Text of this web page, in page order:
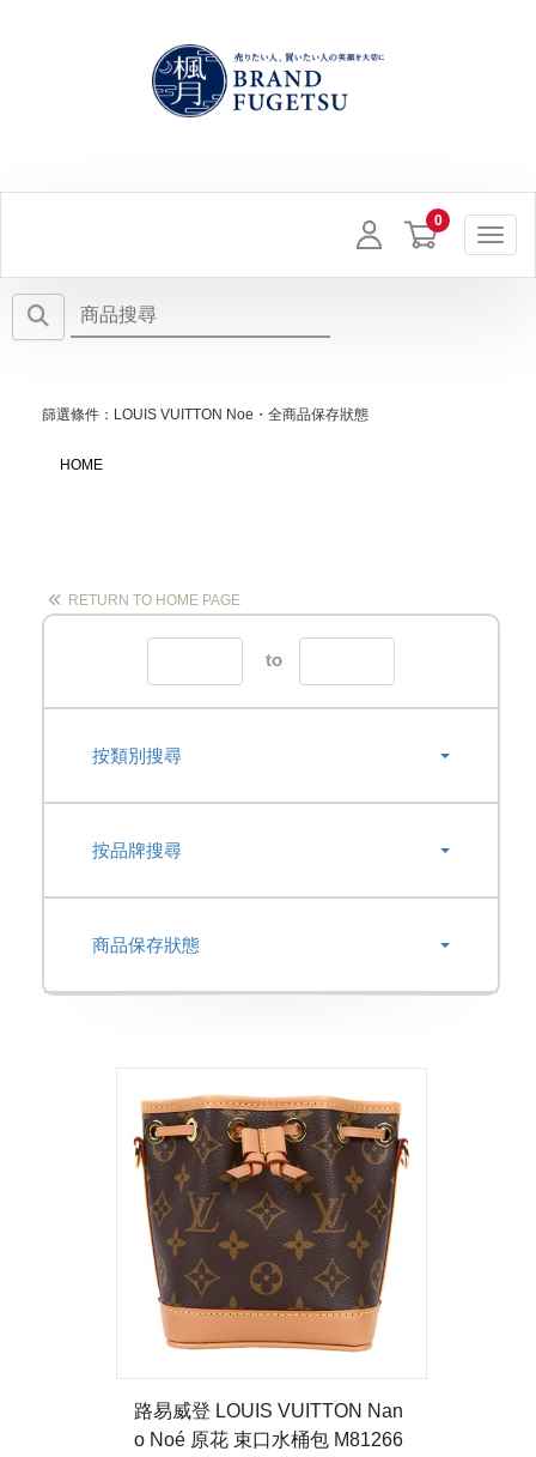
篩選條件：LOUIS VUITTON Noe・全商品保存狀態
HOME
RETURN TO HOME PAGE
to
按類別搜尋
按品牌搜尋
商品保存狀態
路易威登 LOUIS VUITTON Nan
o Noé 原花 束口水桶包 M81266